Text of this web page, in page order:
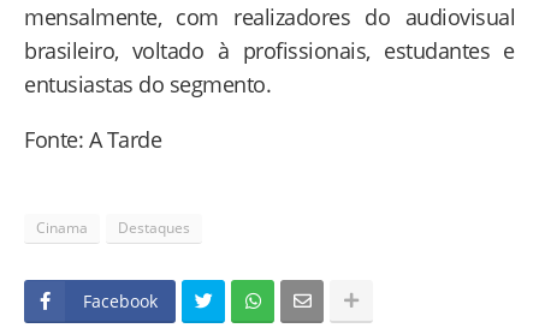
mensalmente, com realizadores do audiovisual
brasileiro, voltado à profissionais, estudantes e
entusiastas do segmento.
Fonte: A Tarde
Cinama Destaques
Facebook